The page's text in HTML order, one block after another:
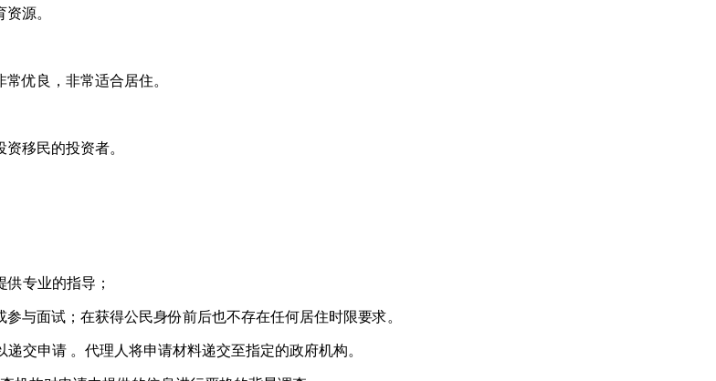
源。
优良，非常适合居住。
移民的投资者。
专业的指导；
与面试；在获得公民身份前后也不存在任何居住时限要求。
交申请 。代理人将申请材料递交至指定的政府机构。